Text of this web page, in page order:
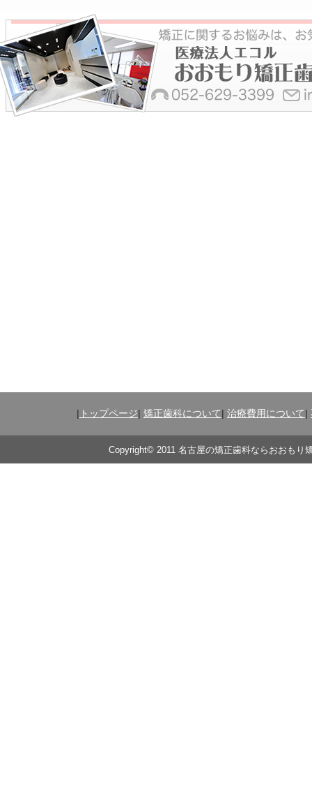
| トップページ| 矯正歯科について| 治療費用について|
Copyright© 2011 名古屋の矯正歯科ならおおもり